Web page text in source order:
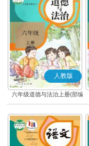
人教版
六年级道德与法治上册(部编
版)